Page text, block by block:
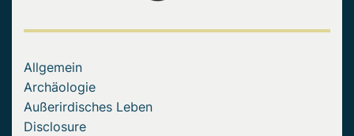
Allgemein
Archäologie
Außerirdisches Leben
Disclosure